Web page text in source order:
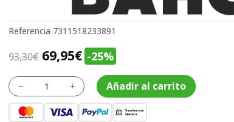
Referencia 7311518233891
93,30€ El
precio
original
era:
69,95€El
precio
actual
es:
-25%
K
Pod
M/
Rot
Med
L Añadir al carrito